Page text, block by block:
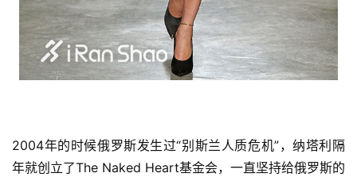
2004年的时候俄罗斯发生过“别斯兰人质危机”，纳塔利隔
年就创立了The Naked Heart基金会，一直坚持给俄罗斯的